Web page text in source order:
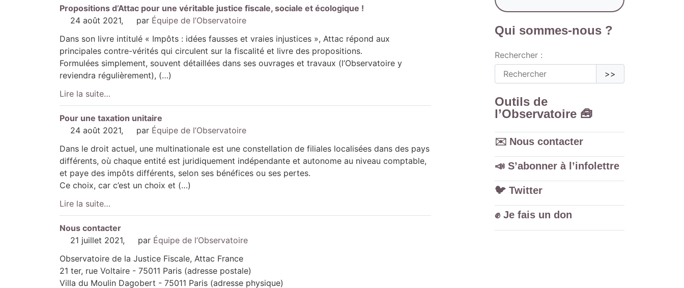
Propositions d’Attac pour une véritable justice fiscale, sociale et écologique !
24 août 2021, par Équipe de l’Observatoire
Dans son livre intitulé « Impôts : idées fausses et vraies injustices », Attac répond aux
principales contre-vérités qui circulent sur la fiscalité et livre des propositions.
Formulées simplement, souvent détaillées dans ses ouvrages et travaux (l’Observatoire y
reviendra régulièrement), (…)
Lire la suite…
Pour une taxation unitaire
24 août 2021, par Équipe de l’Observatoire
Dans le droit actuel, une multinationale est une constellation de filiales localisées dans des pays
différents, où chaque entité est juridiquement indépendante et autonome au niveau comptable,
et paye des impôts différents, selon ses bénéfices ou ses pertes.
Ce choix, car c’est un choix et (…)
Lire la suite…
Nous contacter
21 juillet 2021, par Équipe de l’Observatoire
Observatoire de la Justice Fiscale, Attac France
21 ter, rue Voltaire - 75011 Paris (adresse postale)
Villa du Moulin Dagobert - 75011 Paris (adresse physique)
Qui sommes-nous ?
Rechercher :
>>
Outils de
l’Observatoire 🧰
✉️ Nous contacter
📣 S’abonner à l’infolettre
🐦️ Twitter
✊ Je fais un don